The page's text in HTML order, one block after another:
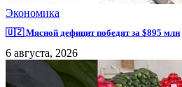
Экономика
🇺🇿 Мясной дефицит победят за $895 млн
6 августа, 2026